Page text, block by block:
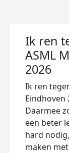
Ik ren
ASML
2026
Ik ren
Eindhoven
Daarmee
een beter
hard
maken